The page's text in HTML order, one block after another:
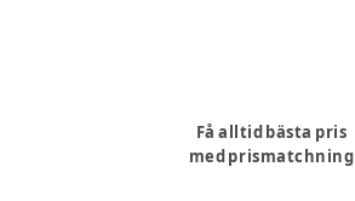
Få alltid bästa pris
med prismatchning